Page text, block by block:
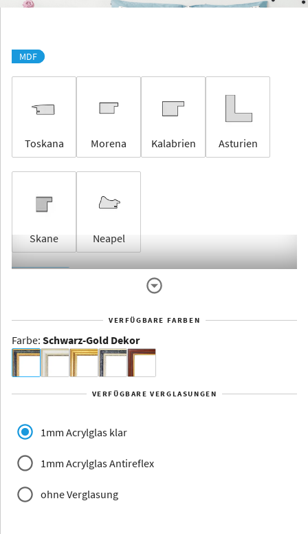
MDF
Toskana Morena Kalabrien Asturien
Skane Neapel
Dakota -
Rahmenloser
Bildhalter
Aluminium
VERFÜGBARE FARBEN
Farbe: Schwarz-Gold Dekor
VERFÜGBARE VERGLASUNGEN
1mm Acrylglas klar
1mm Acrylglas Antireflex
ohne Verglasung